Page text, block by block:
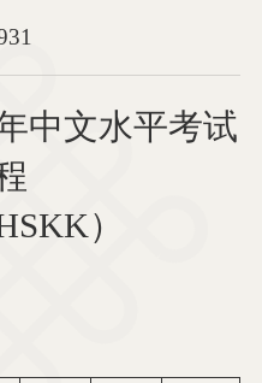
中文水平考试
）